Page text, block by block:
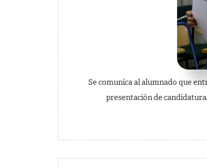
Se comunica al alumnado que
presentación de